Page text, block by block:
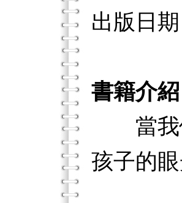
出版日
書籍介紹
當我們
孩子的